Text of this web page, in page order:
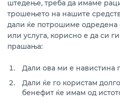
штедење, треба да имаме
трошењето на нашите
дали ќе потрошиме одредена
или услуга, корисно е да си
прашања:
Дали ова ми е навистина
Дали ќе го користам
бенефит ќе имам од